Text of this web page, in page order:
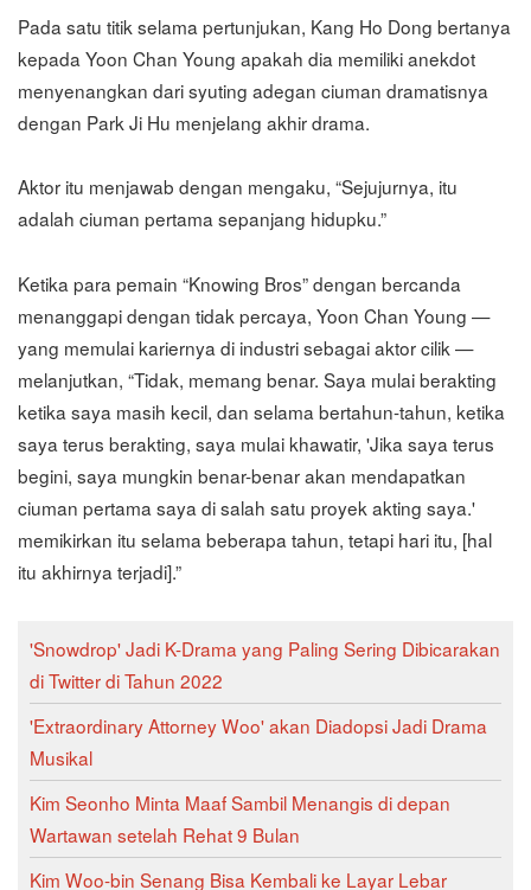
Pada satu titik selama pertunjukan, Kang Ho Dong bertanya
kepada Yoon Chan Young apakah dia memiliki anekdot
menyenangkan dari syuting adegan ciuman dramatisnya
dengan Park Ji Hu menjelang akhir drama.
Aktor itu menjawab dengan mengaku, “Sejujurnya, itu
adalah ciuman pertama sepanjang hidupku.”
Ketika para pemain “Knowing Bros” dengan bercanda
menanggapi dengan tidak percaya, Yoon Chan Young —
yang memulai kariernya di industri sebagai aktor cilik —
melanjutkan, “Tidak, memang benar. Saya mulai berakting
ketika saya masih kecil, dan selama bertahun-tahun, ketika
saya terus berakting, saya mulai khawatir, 'Jika saya terus
begini, saya mungkin benar-benar akan mendapatkan
ciuman pertama saya di salah satu proyek akting saya.'
memikirkan itu selama beberapa tahun, tetapi hari itu, [hal
itu akhirnya terjadi].”
'Snowdrop' Jadi K-Drama yang Paling Sering Dibicarakan
di Twitter di Tahun 2022
'Extraordinary Attorney Woo' akan Diadopsi Jadi Drama
Musikal
Kim Seonho Minta Maaf Sambil Menangis di depan
Wartawan setelah Rehat 9 Bulan
Kim Woo-bin Senang Bisa Kembali ke Layar Lebar